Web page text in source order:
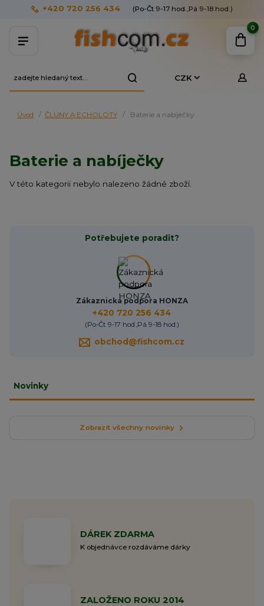
CZK
+420 720 256 434 (Po-Čt 9-17 hod.,Pá 9-18 hod.)
0
Úvod ČLUNY A ECHOLOTY Baterie a nabíječky
Baterie a nabíječky
V této kategorii nebylo nalezeno žádné zboží.
Potřebujete poradit?
Zákaznická podpora HONZA
+420 720 256 434
(Po-Čt 9-17 hod.,Pá 9-18 hod.)
obchod@fishcom.cz
Novinky
Zobrazit všechny novinky
DÁREK ZDARMA
K objednávce rozdáváme dárky
ZALOŽENO ROKU 2014